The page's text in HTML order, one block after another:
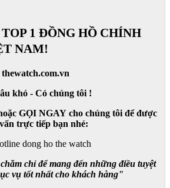
1 ĐỒNG HỒ CHÍNH
NAM!
khó - Có chúng tôi !
GỌI NGAY cho chúng tôi để được
trực tiếp bạn nhé:
chỉ để mang đến những điều tuyệt
vụ tốt nhất cho khách hàng"